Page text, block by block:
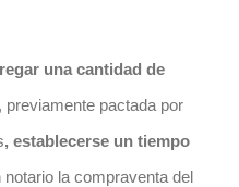
una cantidad de
, previamente pactada por
, establecerse un tiempo
la compraventa del